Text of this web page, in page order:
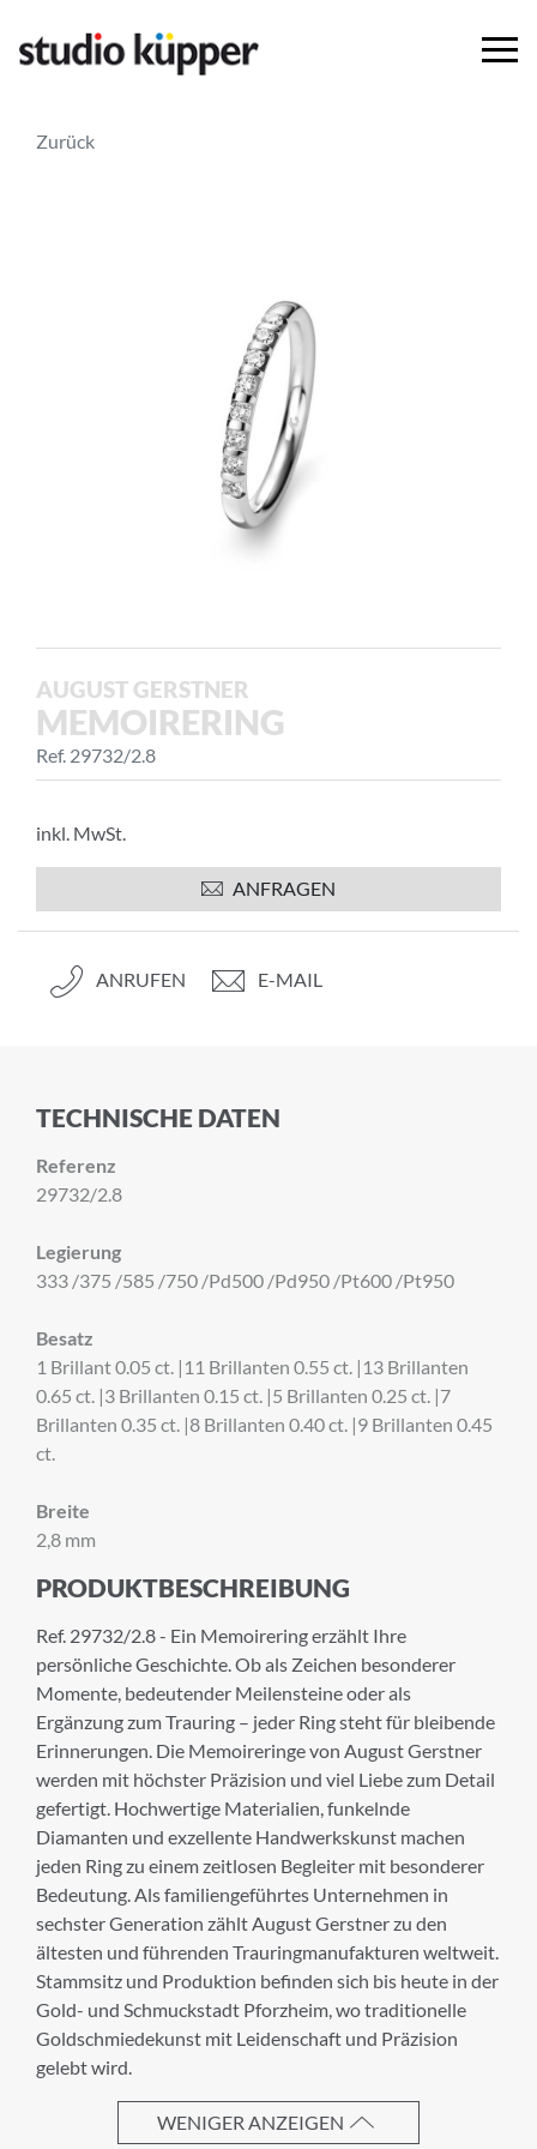
Zurück
AUGUST GERSTNER
MEMOIRERING
Ref. 29732/2.8
inkl. MwSt.
ANFRAGEN
ANRUFEN E-MAIL
TECHNISCHE DATEN
Referenz
29732/2.8
Legierung
333 /375 /585 /750 /Pd500 /Pd950 /Pt600 /Pt950
Besatz
1 Brillant 0.05 ct. |11 Brillanten 0.55 ct. |13 Brillanten
0.65 ct. |3 Brillanten 0.15 ct. |5 Brillanten 0.25 ct. |7
Brillanten 0.35 ct. |8 Brillanten 0.40 ct. |9 Brillanten 0.45
ct.
Breite
2,8 mm
PRODUKTBESCHREIBUNG
Ref. 29732/2.8 - Ein Memoirering erzählt Ihre
persönliche Geschichte. Ob als Zeichen besonderer
Momente, bedeutender Meilensteine oder als
Ergänzung zum Trauring – jeder Ring steht für bleibende
Erinnerungen. Die Memoireringe von August Gerstner
werden mit höchster Präzision und viel Liebe zum Detail
gefertigt. Hochwertige Materialien, funkelnde
Diamanten und exzellente Handwerkskunst machen
jeden Ring zu einem zeitlosen Begleiter mit besonderer
Bedeutung. Als familiengeführtes Unternehmen in
sechster Generation zählt August Gerstner zu den
ältesten und führenden Trauringmanufakturen weltweit.
Stammsitz und Produktion befinden sich bis heute in der
Gold- und Schmuckstadt Pforzheim, wo traditionelle
Goldschmiedekunst mit Leidenschaft und Präzision
gelebt wird.
WENIGER ANZEIGEN
ANMELDUNG ZUM
NEWSLETTER
Melden Sie sich zu unserem Newsletter an.
Anrede